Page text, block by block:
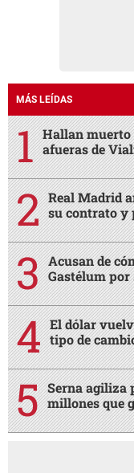
MÁS LEÍDAS
Hallan muerto
afueras de
Real Madrid
su contrato y
Acusan de
Gastélum
El dólar
tipo de
Serna agiliza
millones que